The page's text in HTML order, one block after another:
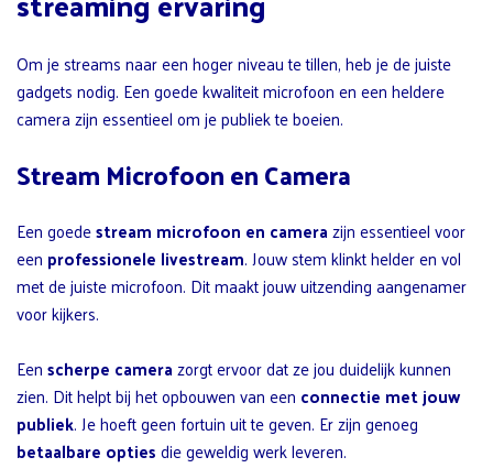
Om je streams naar een hoger niveau te tillen, heb je de juiste
gadgets nodig. Een goede kwaliteit microfoon en een heldere
camera zijn essentieel om je publiek te boeien.
Stream Microfoon en Camera
Een goedestream microfoon en camerazijn essentieel voor
een professionele livestream. Jouw stem klinkt helder en vol
met de juiste microfoon. Dit maakt jouw uitzending aangenamer
voor kijkers.
Eenscherpe camerazorgt ervoor dat ze jou duidelijk kunnen
zien. Dit helpt bij het opbouwen van een connectie met jouw
publiek. Je hoeft geen fortuin uit te geven. Er zijn genoeg
betaalbare optiesdie geweldig werk leveren.